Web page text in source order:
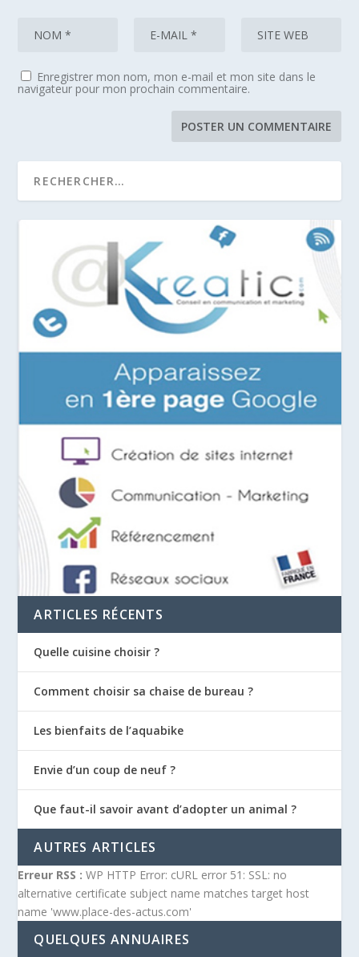
Enregistrer mon nom, mon e-mail et mon site dans le
navigateur pour mon prochain commentaire.
ARTICLES RÉCENTS
Quelle cuisine choisir ?
Comment choisir sa chaise de bureau ?
Les bienfaits de l’aquabike
Envie d’un coup de neuf ?
Que faut-il savoir avant d’adopter un animal ?
AUTRES ARTICLES
Erreur RSS : WP HTTP Error: cURL error 51: SSL: no
alternative certificate subject name matches target host
name 'www.place-des-actus.com'
QUELQUES ANNUAIRES